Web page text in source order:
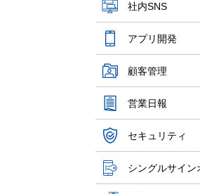
社内SNS
アプリ開発
顧客管理
営業日報
セキュリティ
シングルサイン